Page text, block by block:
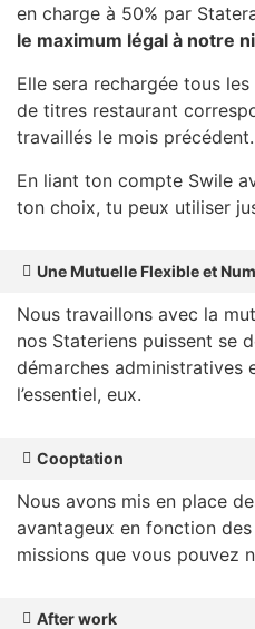
en charge à 50% par
le maximum légal à notre
Elle sera rechargée tous
de titres restaurant
travaillés le mois précédent.
En liant ton compte Swile
ton choix, tu peux utiliser
Une Mutuelle Flexible et
Nous travaillons avec la
nos Stateriens puissent se
démarches administratives
l’essentiel, eux.
Cooptation
Nous avons mis en place
avantageux en fonction
missions que vous pouvez
After work